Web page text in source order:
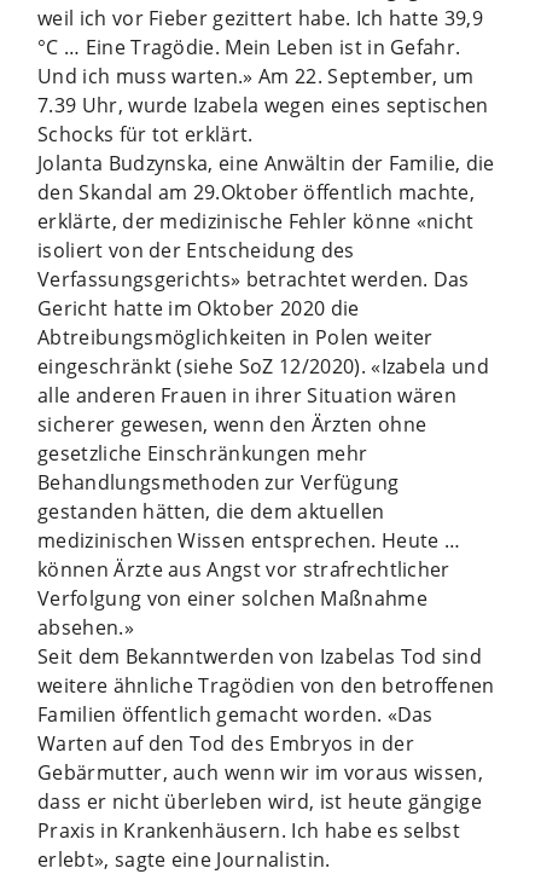
weil ich vor Fieber gezittert habe. Ich hatte 39,9
°C … Eine Tragödie. Mein Leben ist in Gefahr.
Und ich muss warten.» Am 22. September, um
7.39 Uhr, wurde Izabela wegen eines septischen
Schocks für tot erklärt.
Jolanta Budzynska, eine Anwältin der Familie, die
den Skandal am 29.Oktober öffentlich machte,
erklärte, der medizinische Fehler könne «nicht
isoliert von der Entscheidung des
Verfassungsgerichts» betrachtet werden. Das
Gericht hatte im Oktober 2020 die
Abtreibungsmöglichkeiten in Polen weiter
eingeschränkt (siehe SoZ 12/2020). «Izabela und
alle anderen Frauen in ihrer Situation wären
sicherer gewesen, wenn den Ärzten ohne
gesetzliche Einschränkungen mehr
Behandlungsmethoden zur Verfügung
gestanden hätten, die dem aktuellen
medizinischen Wissen entsprechen. Heute …
können Ärzte aus Angst vor strafrechtlicher
Verfolgung von einer solchen Maßnahme
absehen.»
Seit dem Bekanntwerden von Izabelas Tod sind
weitere ähnliche Tragödien von den betroffenen
Familien öffentlich gemacht worden. «Das
Warten auf den Tod des Embryos in der
Gebärmutter, auch wenn wir im vor­aus wissen,
dass er nicht überleben wird, ist heute gängige
Praxis in Krankenhäusern. Ich habe es selbst
erlebt», sagte eine Journalistin.